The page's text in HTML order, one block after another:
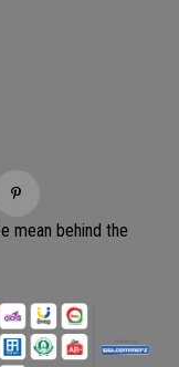
mean behind the